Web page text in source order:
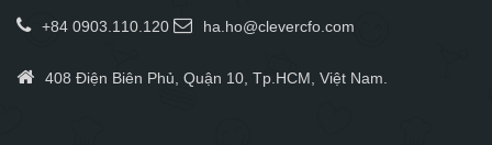
+84 0903.110.120 ha.ho@clevercfo.com
408 Điện Biên Phủ, Quận 10, Tp.HCM, Việt Nam.